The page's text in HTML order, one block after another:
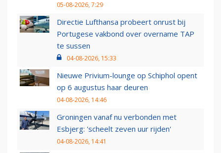
05-08-2026, 7:29
Directie Lufthansa probeert onrust bij
Portugese vakbond over overname TAP
te sussen
04-08-2026, 15:33
Nieuwe Privium-lounge op Schiphol opent
op 6 augustus haar deuren
04-08-2026, 14:46
Groningen vanaf nu verbonden met
Esbjerg: 'scheelt zeven uur rijden'
04-08-2026, 14:41